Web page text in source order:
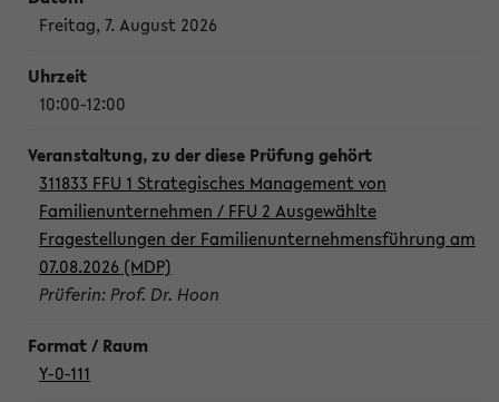
Freitag, 7. August 2026
10:00-12:00
311833 FFU 1 Strategisches Management von
Familienunternehmen / FFU 2 Ausgewählte
Fragestellungen der Familienunternehmensführung am
07.08.2026 (MDP)
Prüferin: Prof. Dr. Hoon
Y-0-111